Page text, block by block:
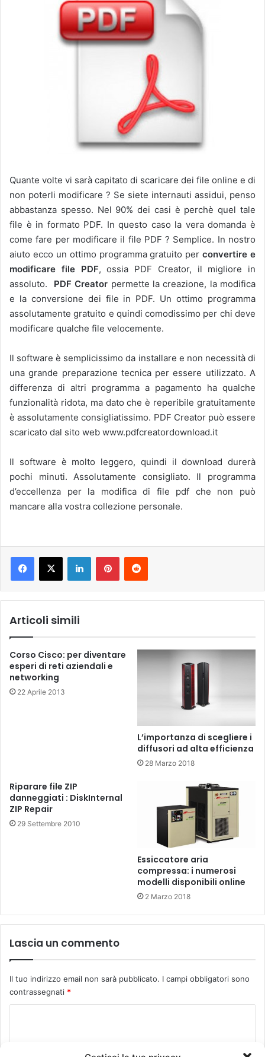
Quante volte vi sarà capitato di scaricare dei file online e di
non poterli modificare ? Se siete internauti assidui, penso
abbastanza spesso. Nel 90% dei casi è perchè quel tale
file è in formato PDF. In questo caso la vera domanda è
come fare per modificare il file PDF ? Semplice. In nostro
aiuto ecco un ottimo programma gratuito perconvertire e
modificare file PDF, ossia PDF Creator, il migliore in
assoluto.
PDF Creator permette la creazione, la modifica
e la conversione dei file in PDF. Un ottimo programma
assolutamente gratuito e quindi comodissimo per chi deve
modificare qualche file velocemente.
Il software è semplicissimo da installare e non necessità di
una grande preparazione tecnica per essere utilizzato. A
differenza di altri programma a pagamento ha qualche
funzionalità ridota, ma dato che è reperibile gratuitamente
è assolutamente consigliatissimo. PDF Creator può essere
scaricato dal sito web www.pdfcreatordownload.it
Il software è molto leggero, quindi il download durerà
pochi minuti. Assolutamente consigliato. Il programma
d’eccellenza per la modifica di file pdf che non può
mancare alla vostra collezione personale.
LinkedInPinterestReddit
Articoli simili
Corso Cisco: per diventare
esperi di reti aziendali e
networking
22 Aprile 2013
L’importanza di scegliere i
diffusori ad alta efficienza
28 Marzo 2018
Riparare file ZIP
danneggiati : DiskInternal
ZIP Repair
29 Settembre 2010
Essiccatore aria
compressa: i numerosi
modelli disponibili online
2 Marzo 2018
Lascia un commento
Il tuo indirizzo email non sarà pubblicato. I campi obbligatori sono
contrassegnati *